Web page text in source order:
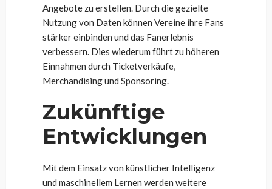
Angebote zu erstellen. Durch die gezielte
Nutzung von Daten können Vereine ihre Fans
stärker einbinden und das Fanerlebnis
verbessern. Dies wiederum führt zu höheren
Einnahmen durch Ticketverkäufe,
Merchandising und Sponsoring.
Zukünftige
Entwicklungen
Mit dem Einsatz von künstlicher Intelligenz
und maschinellem Lernen werden weitere